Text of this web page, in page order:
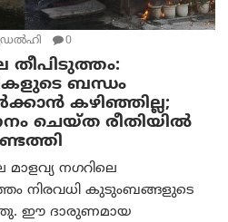
0
തീപിടുത്തം:
ബന്ധം
കഴിഞ്ഞില്ല;
ചെയ്ത രീതിയില്‍
നഗറിലെ
നിരവധി കുടുംബങ്ങളുടെ
ഈ ദാരുണമായ